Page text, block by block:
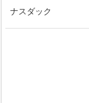
ナスダック